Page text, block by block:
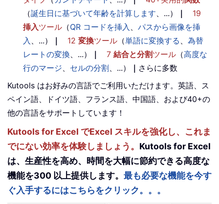
（誕生日に基づいて年齢を計算します 、...） ｜
19
挿入ツール （QR コードを挿入
パスから画像を挿
入
、...） ｜ 12 変換ツール （単語に変換する
為替
レートの変換 、...） ｜ 7 結合と分割ツール （高度な
行のマージ
セルの分割 、...） ｜ さらに多数
Kutools はお好みの言語でご利用いただけます。英語、ス
ペイン語、ドイツ語、フランス語、中国語、および40+の
他の言語をサポートしています！
Kutools for Excel でExcel スキルを強化し、これま
でにない効率を体験しましょう。 Kutools for Excel
は、生産性を高め、時間を大幅に節約できる高度な
機能を300 以上提供します。 最も必要な機能を今す
ぐ入手するにはこちらをクリック。。。